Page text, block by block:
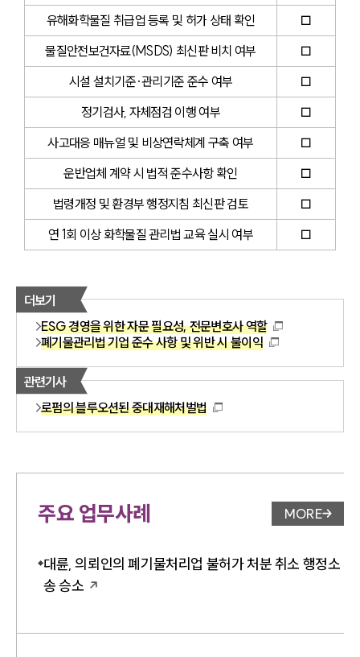
유해화학물질 취급업 등록 및 허가 상태 확인
□
물질안전보건자료(MSDS) 최신판 비치 여부
□
시설 설치기준·관리기준 준수 여부
□
정기검사, 자체점검 이행 여부
□
사고대응 매뉴얼 및 비상연락체계 구축 여부
□
운반업체 계약 시 법적 준수사항 확인
□
법령개정 및 환경부 행정지침 최신판 검토
□
연 1회 이상 화학물질 관리법 교육 실시 여부
□
더보기
ESG 경영을 위한 자문 필요성, 전문변호사 역할
폐기물관리법 기업 준수 사항 및 위반 시 불이익
관련기사
로펌의 블루오션된 중대재해처벌법
주요 업무사례 업무사례
MORE
대륜, 의뢰인의 폐기물처리업 불허가 처분 취소 행정소
송 승소